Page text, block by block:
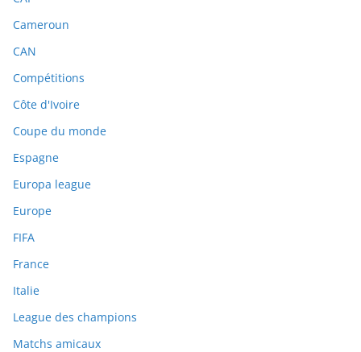
Cameroun
CAN
Compétitions
Côte d'Ivoire
Coupe du monde
Espagne
Europa league
Europe
FIFA
France
Italie
League des champions
Matchs amicaux